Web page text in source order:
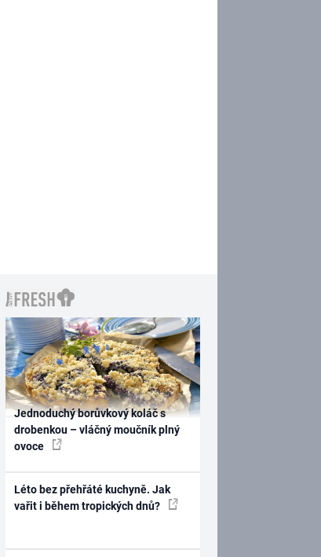
Jednoduchý borůvkový koláč s
drobenkou – vláčný moučník plný
ovoce
Léto bez přehřáté kuchyně. Jak
vařit i během tropických dnů?